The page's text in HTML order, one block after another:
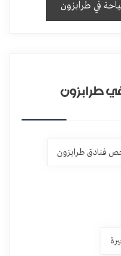
في طرابزون
طرابزون
فنادق طرابزون